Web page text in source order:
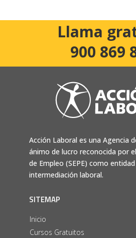
Llama
900 869
Acción Laboral es una Agencia
ánimo de lucro reconocida por
de Empleo (SEPE) como
intermediación laboral.
SITEMAP
Inicio
Cursos Gratuitos